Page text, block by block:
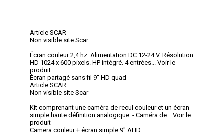
Article SCAR
Non visible site Scar
Écran couleur 2,4 hz. Alimentation DC 12-24 V. Résolution
HD 1024 x 600 pixels. HP intégré. 4 entrées...
Voir le
produit
Écran partagé sans fil 9'' HD quad
Article SCAR
Non visible site Scar
Kit comprenant une caméra de recul couleur et un écran
simple haute définition analogique. - Caméra de...
Voir le
produit
Camera couleur + écran simple 9'' AHD